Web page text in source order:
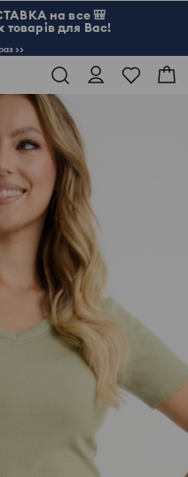
на все 🎒
для Вас!
>>